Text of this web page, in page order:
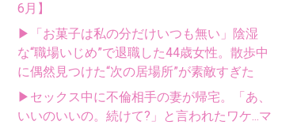
6月】
▶「お菓子は私の分だけいつも無い」陰湿
な“職場いじめ”で退職した44歳女性。散歩中
に偶然見つけた“次の居場所”が素敵すぎた
▶セックス中に不倫相手の妻が帰宅。「あ、
いいのいいの。続けて?」と言われたワケ...マ